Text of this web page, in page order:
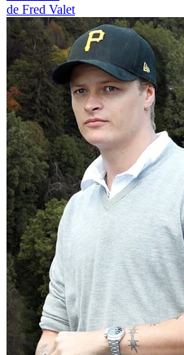
de Fred Valet